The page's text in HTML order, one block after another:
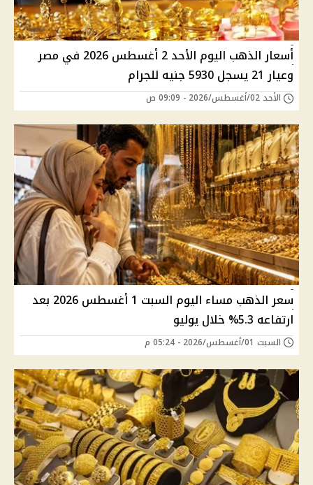
أسعار الذهب اليوم الأحد 2 أغسطس 2026 في مصر
وعيار 21 يسجل 5930 جنيه للجرام
الأحد 02/أغسطس/2026 - 09:09 ص
سعر الذهب مساء اليوم السبت 1 أغسطس 2026 بعد
ارتفاعه 5.3% خلال يوليو
السبت 01/أغسطس/2026 - 05:24 م